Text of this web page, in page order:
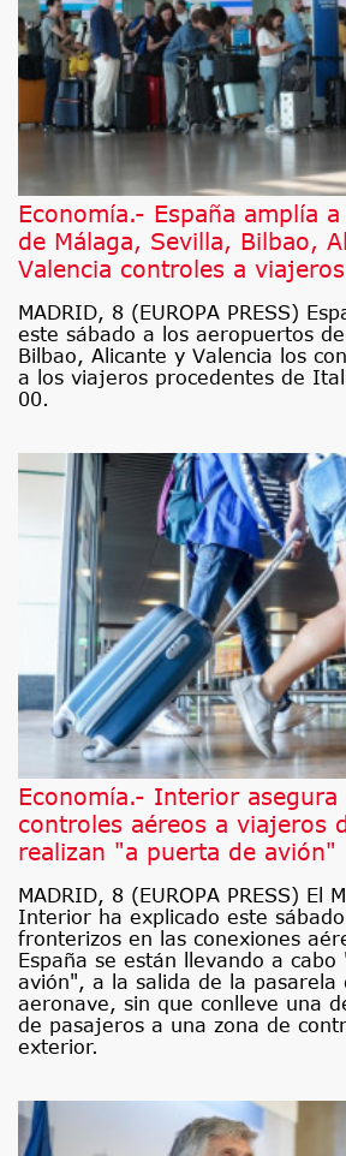
Economía.- España amplía
de Málaga, Sevilla, Bilbao,
Valencia controles a
MADRID, 8 (EUROPA PRESS)
este sábado a los aeropuertos
Bilbao, Alicante y Valencia los
a los viajeros procedentes de
00.
Economía.- Interior asegura
controles aéreos a viajeros
realizan "a puerta de avión"
MADRID, 8 (EUROPA PRESS) El
Interior ha explicado este
fronterizos en las conexiones
España se están llevando a
avión", a la salida de la pasarela
aeronave, sin que conlleve una
de pasajeros a una zona de
exterior.